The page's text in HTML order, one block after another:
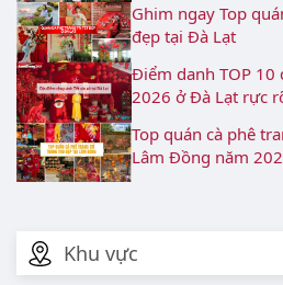
Khu vực
Ghim ngay Top
đẹp tại Đà Lạt
Điểm danh TOP 10
2026 ở Đà Lạt rực
Top quán cà phê
Lâm Đồng năm